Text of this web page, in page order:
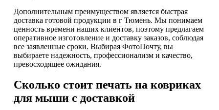
Дополнительным преимуществом является быстрая
доставка готовой продукции в г Тюмень. Мы понимаем
ценность времени наших клиентов, поэтому предлагаем
оперативное изготовление и доставку заказов, соблюдая
все заявленные сроки. Выбирая ФотоПочту, вы
выбираете надежность, профессионализм и качество,
превосходящее ожидания.
Сколько стоит печать на ковриках
для мыши с доставкой